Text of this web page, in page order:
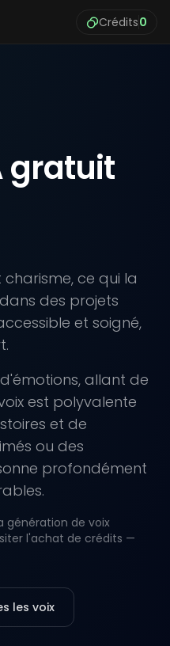
Crédits0
gratuit
ce qui la
des projets
et soigné,
allant de
est polyvalente
et de
ou des
profondément
génération de voix
l'achat de crédits —
les voix